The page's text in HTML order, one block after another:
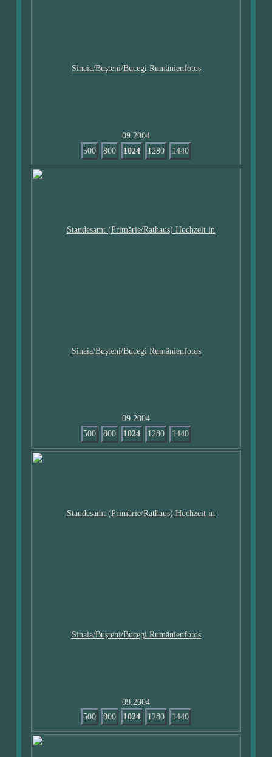
09.2004
500
800 1024 1280 1440
09.2004
500
800 1024 1280 1440
09.2004
500
800 1024 1280 1440